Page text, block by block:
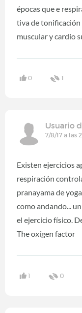
épocas que e
tiva de tonificación
muscular y cardio
0 1
Usuario
7/8/17 a las
Existen ejercicios
respiración
pranayama de
como andando...
el ejercicio físico.
The oxígen factor
1 0